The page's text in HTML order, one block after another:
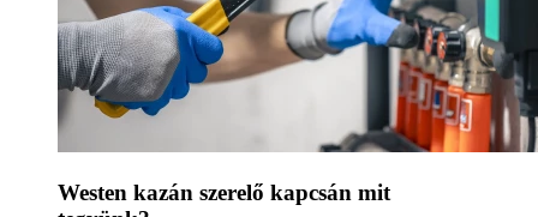
Westen kazán szerelő kapcsán mit